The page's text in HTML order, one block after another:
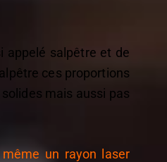
appelé salpêtre et de
ces proportions
mais aussi pas
un rayon laser